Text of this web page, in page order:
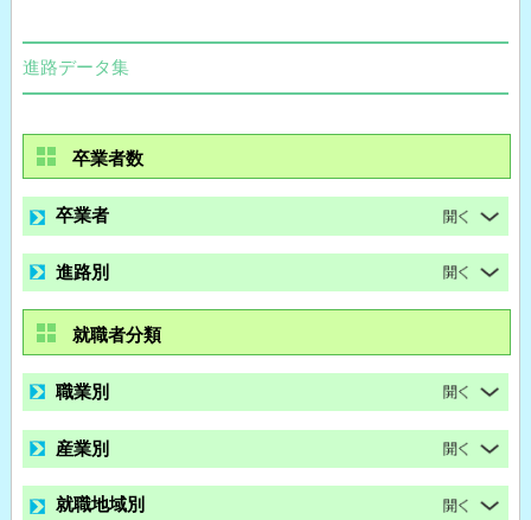
進路データ集
卒業者数
卒業者
進路別
就職者分類
職業別
産業別
就職地域別